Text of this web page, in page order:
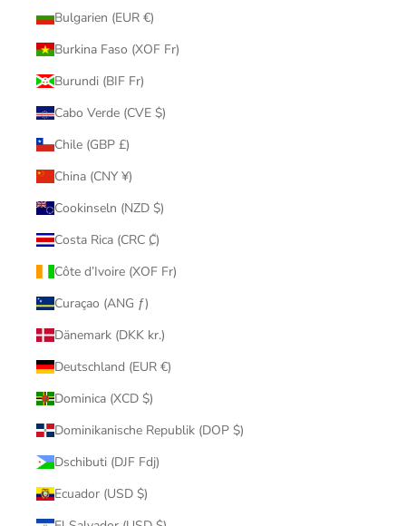
Bulgarien (EUR €)
Burkina Faso (XOF Fr)
Burundi (BIF Fr)
Cabo Verde (CVE $)
Chile (GBP £)
China (CNY ¥)
Cookinseln (NZD $)
Costa Rica (CRC ₡)
Côte d’Ivoire (XOF Fr)
Curaçao (ANG ƒ)
Dänemark (DKK kr.)
Deutschland (EUR €)
Dominica (XCD $)
Dominikanische Republik (DOP $)
Dschibuti (DJF Fdj)
Ecuador (USD $)